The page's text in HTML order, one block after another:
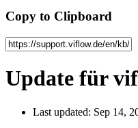
Copy to Clipboard
Update für
Last updated: Sep 14,